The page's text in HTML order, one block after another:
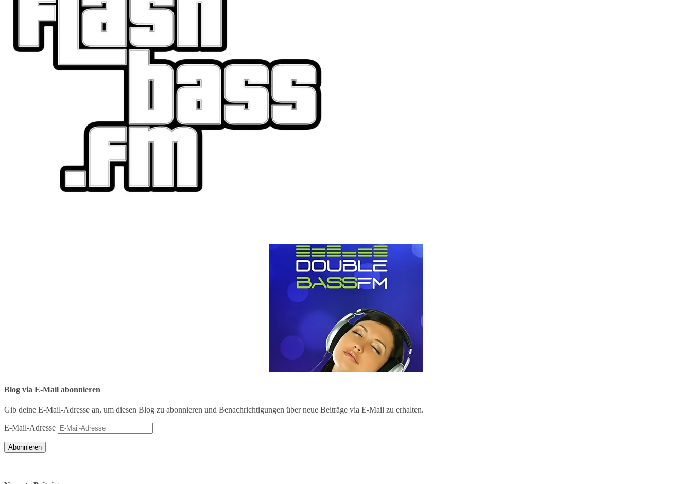
Blog via E-Mail abonnieren
Gib deine E-Mail-Adresse an, um diesen Blog zu abonnieren und Benachrichtigungen über neue Beiträge via E-Mail zu erhalten.
E-Mail-Adresse
Abonnieren